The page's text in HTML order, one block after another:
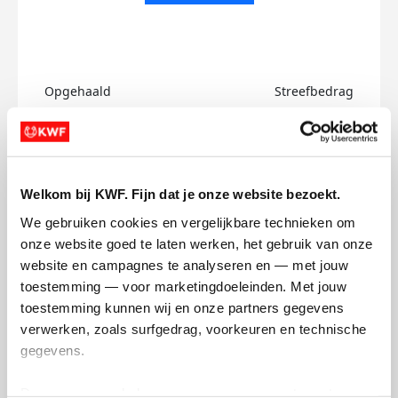
Welkom bij KWF. Fijn dat je onze website bezoekt.
We gebruiken cookies en vergelijkbare technieken om
onze website goed te laten werken, het gebruik van onze
website en campagnes te analyseren en — met jouw
toestemming — voor marketingdoeleinden. Met jouw
toestemming kunnen wij en onze partners gegevens
verwerken, zoals surfgedrag, voorkeuren en technische
gegevens.
Opgehaald Streefbedrag
Minke's badges